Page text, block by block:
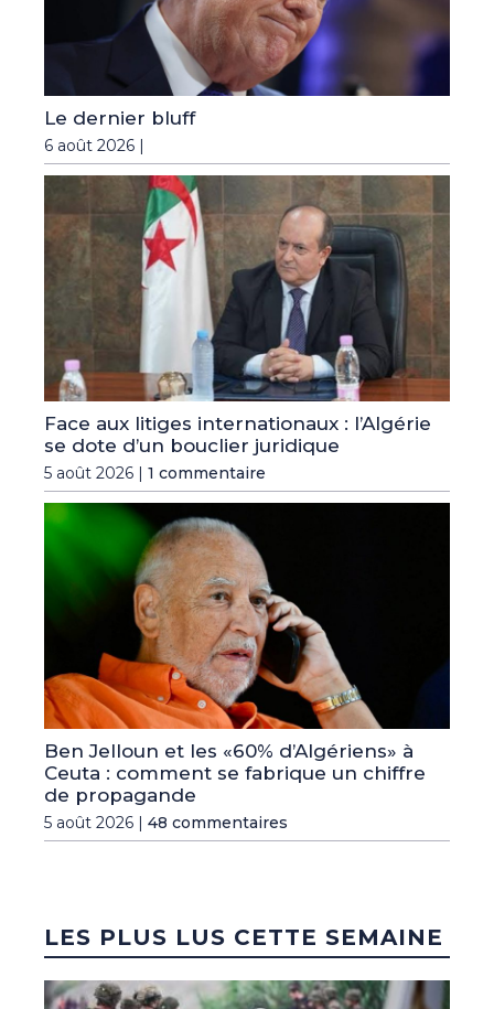
Le dernier bluff
6 août 2026 |
Face aux litiges internationaux : l’Algérie
se dote d’un bouclier juridique
5 août 2026 | 1 commentaire
Ben Jelloun et les «60% d’Algériens» à
Ceuta : comment se fabrique un chiffre
de propagande
5 août 2026 | 48 commentaires
LES PLUS LUS CETTE SEMAINE